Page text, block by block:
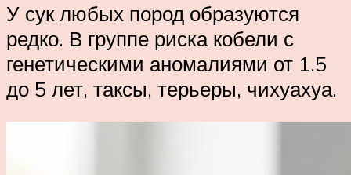
У сук любых пород образуются
редко. В группе риска кобели с
генетическими аномалиями от 1.5
до 5 лет, таксы, терьеры, чихуахуа.